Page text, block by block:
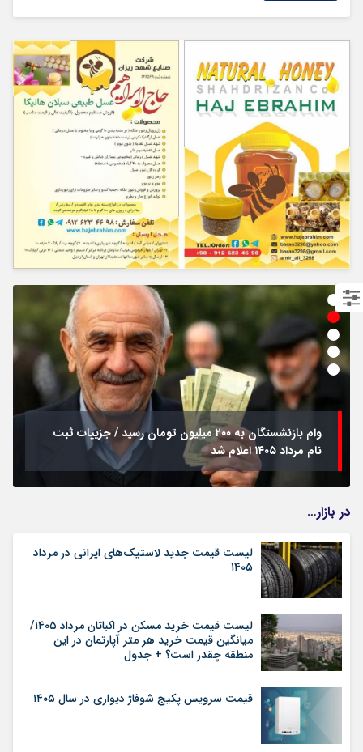
وام بازنشستگان به ۲۰۰ میلیون تومان رسید / جزییات ثبت
نام مرداد ۱۴۰۵ اعلام شد
در بازار…
لیست قیمت جدید لاستیک‌های ایرانی در مرداد
۱۴۰۵
لیست قیمت خرید مسکن در اکباتان مرداد ۱۴۰۵/
میانگین قیمت خرید هر متر آپارتمان در این
منطقه چقدر است؟ + جدول
قیمت سرویس پکیج شوفاژ دیواری در سال ۱۴۰۵